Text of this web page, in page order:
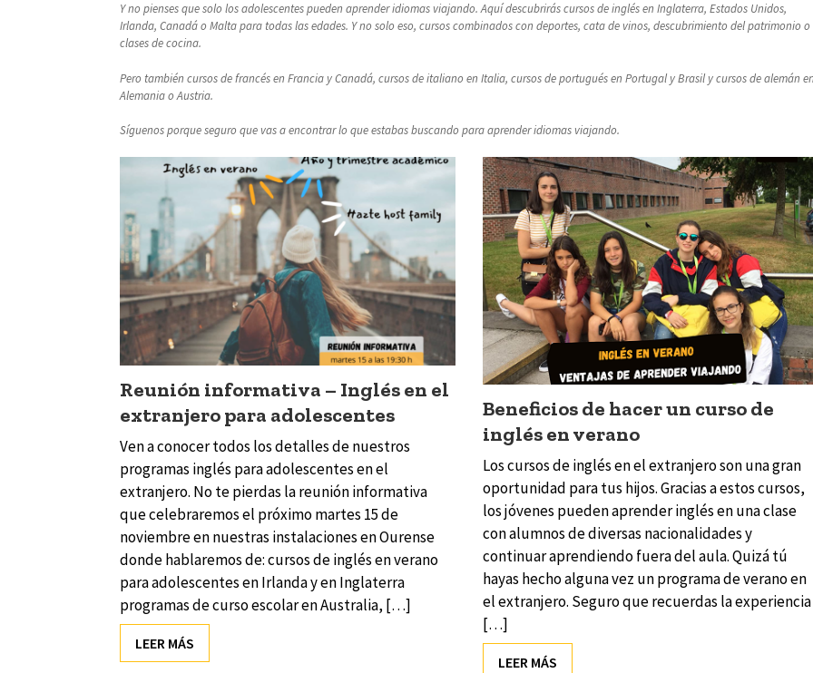
Y no pienses que solo los adolescentes pueden aprender idiomas viajando. Aquí descubrirás cursos de inglés en Inglaterra, Estados Unidos,
Irlanda, Canadá o Malta para todas las edades. Y no solo eso, cursos combinados con deportes, cata de vinos, descubrimiento del patrimonio o
clases de cocina.
Pero también cursos de francés en Francia y Canadá, cursos de italiano en Italia, cursos de portugués en Portugal y Brasil y cursos de alemán
Alemania o Austria.
Síguenos porque seguro que vas a encontrar lo que estabas buscando para aprender idiomas viajando.
Reunión informativa – Inglés en el
extranjero para adolescentes
Ven a conocer todos los detalles de nuestros
programas inglés para adolescentes en el
extranjero. No te pierdas la reunión informativa
que celebraremos el próximo martes 15 de
noviembre en nuestras instalaciones en Ourense
donde hablaremos de: cursos de inglés en verano
para adolescentes en Irlanda y en Inglaterra
programas de curso escolar en Australia, […]
LEER MÁS
Beneficios de hacer un curso de
inglés en verano
Los cursos de inglés en el extranjero son una gran
oportunidad para tus hijos. Gracias a estos cursos,
los jóvenes pueden aprender inglés en una clase
con alumnos de diversas nacionalidades y
continuar aprendiendo fuera del aula. Quizá tú
hayas hecho alguna vez un programa de verano en
el extranjero. Seguro que recuerdas la experiencia
[…]
LEER MÁS